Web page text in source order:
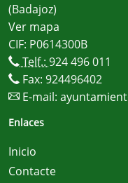
(Badajoz)
Ver mapa
CIF: P0614300B
Telf.: 924 496 011
Fax: 924496402
E-mail:
Enlaces
Inicio
Contacte